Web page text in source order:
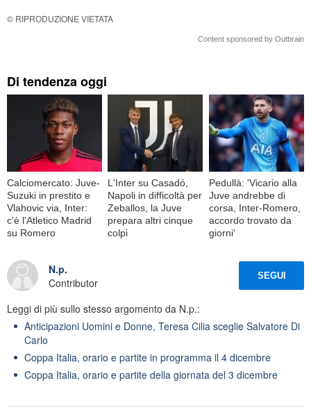
© RIPRODUZIONE VIETATA
Content sponsored by Outbrain
Di tendenza oggi
Calciomercato: Juve-
Suzuki in prestito e
Vlahovic via, Inter:
c'è l'Atletico Madrid
su Romero
L'Inter su Casadó,
Napoli in difficoltà per
Zeballos, la Juve
prepara altri cinque
colpi
Pedullà: 'Vicario alla
Juve andrebbe di
corsa, Inter-Romero,
accordo trovato da
giorni'
N.p.
Contributor
SEGUI
Leggi di più sullo stesso argomento da N.p.:
Anticipazioni Uomini e Donne, Teresa Cilia sceglie Salvatore Di
Carlo
Coppa Italia, orario e partite in programma il 4 dicembre
Coppa Italia, orario e partite della giornata del 3 dicembre